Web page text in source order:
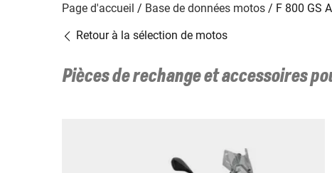
Page d'accueil Base de données motos
F 800 GS
Retour à la sélection de motos
Pièces de rechange et accessoires